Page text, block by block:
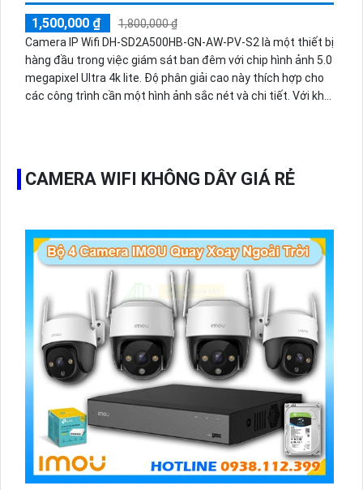
1,500,000 ₫
1,800,000 ₫
Camera IP Wifi DH-SD2A500HB-GN-AW-PV-S2 là một thiết bị
hàng đầu trong việc giám sát ban đêm với chip hình ảnh 5.0
megapixel Ultra 4k lite. Độ phân giải cao này thích hợp cho
các công trình cần một hình ảnh sắc nét và chi tiết. Với khả
và chất lượng hình ảnh trung thực, nó là sự lựa chọn hoàn
hảo cho việc lắp đặt trong các công trình có không gian
CAMERA WIFI KHÔNG DÂY GIÁ RẺ